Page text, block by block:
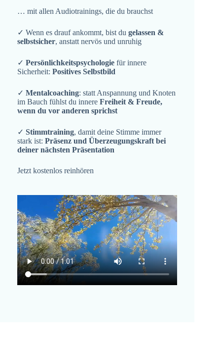
… mit allen Audiotrainings, die du brauchst
✓ Wenn es drauf ankommt, bist du gelassen &
selbstsicher, anstatt nervös und unruhig
✓ Persönlichkeitspsychologie für innere
Sicherheit: Positives Selbstbild
✓ Mentalcoaching: statt Anspannung und Knoten
im Bauch fühlst du innere Freiheit & Freude,
wenn du vor anderen sprichst
✓ Stimmtraining, damit deine Stimme immer
stark ist: Präsenz und Überzeugungskraft bei
deiner nächsten Präsentation
Jetzt kostenlos reinhören